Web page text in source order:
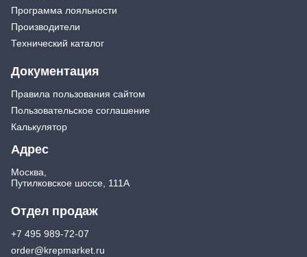
Программа лояльности
Производители
Технический каталог
Документация
Правила пользования сайтом
Пользовательское соглашение
Калькулятор
Адрес
Москва,
Путилковское шоссе, 111А
Отдел продаж
+7 495 989-72-07
order@krepmarket.ru